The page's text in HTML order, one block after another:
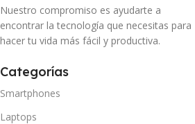
Nuestro compromiso es ayudarte a
encontrar la tecnología que necesitas para
hacer tu vida más fácil y productiva.
Categorías
Smartphones
Laptops